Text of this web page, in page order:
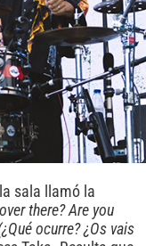
sala llamó la
there? Are you
ocurre? ¿Os vais